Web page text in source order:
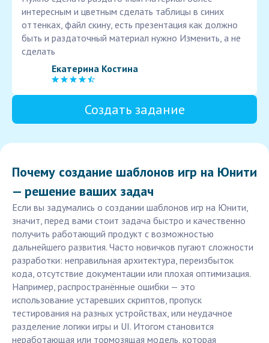
интересным и цветным сделать таблицы в синих
оттенках, файл скину, есть презентация как должно
быть и раздаточный материал нужно Изменить, а не
сделать
Екатерина Костина
Создать задание
Почему создание шаблонов игр на Юнити
— решение ваших задач
Если вы задумались о создании шаблонов игр на Юнити,
значит, перед вами стоит задача быстро и качественно
получить работающий продукт с возможностью
дальнейшего развития. Часто новичков пугают сложности
разработки: неправильная архитектура, переизбыток
кода, отсутствие документации или плохая оптимизация.
Например, распространённые ошибки — это
использование устаревших скриптов, пропуск
тестирования на разных устройствах, или неудачное
разделение логики игры и UI. Итогом становится
неработающая или тормозящая модель, которая